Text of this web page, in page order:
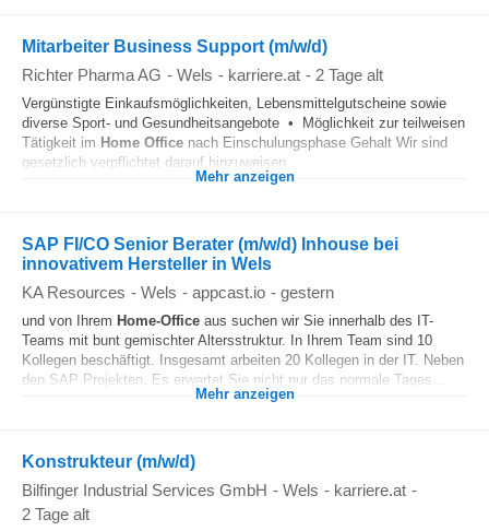
Mitarbeiter Business Support (m/w/d)
Richter Pharma AG - Wels - karriere.at - 2 Tage alt
Vergünstigte Einkaufsmöglichkeiten, Lebensmittelgutscheine sowie
diverse Sport- und Gesundheitsangebote • Möglichkeit zur teilweisen
Tätigkeit im Home Office nach Einschulungsphase Gehalt Wir sind
gesetzlich verpflichtet darauf hinzuweisen...
Mehr anzeigen
SAP FI/CO Senior Berater (m/w/d) Inhouse bei
innovativem Hersteller in Wels
KA Resources - Wels - appcast.io - gestern
und von Ihrem Home-Office aus suchen wir Sie innerhalb des IT-
Teams mit bunt gemischter Altersstruktur. In Ihrem Team sind 10
Kollegen beschäftigt. Insgesamt arbeiten 20 Kollegen in der IT. Neben
den SAP Projekten. Es erwartet Sie nicht nur das normale Tages...
Mehr anzeigen
Konstrukteur (m/w/d)
Bilfinger Industrial Services GmbH - Wels - karriere.at -
2 Tage alt